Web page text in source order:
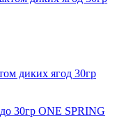
диких ягод 30гр